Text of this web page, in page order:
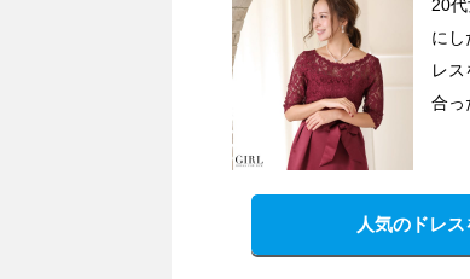
20
にし
レ
合っ
人気のドレス